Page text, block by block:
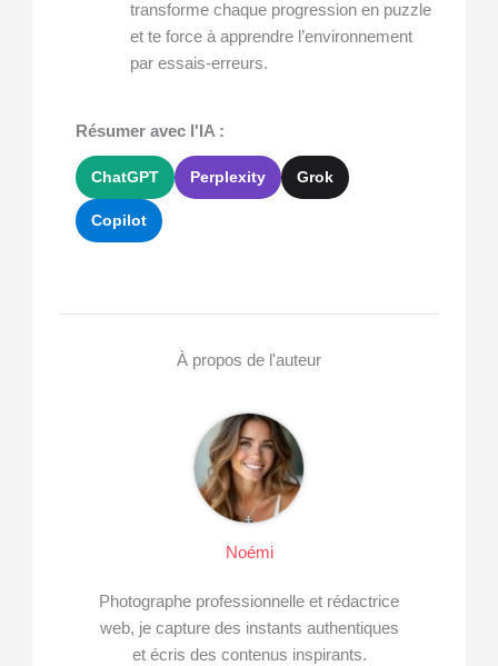
transforme chaque progression en puzzle
et te force à apprendre l’environnement
par essais-erreurs.
Résumer avec l'IA :
ChatGPT Perplexity Grok
Copilot
À propos de l'auteur
Noémi
Photographe professionnelle et rédactrice
web, je capture des instants authentiques
et écris des contenus inspirants.